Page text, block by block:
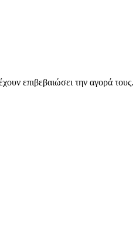
επιβεβαιώσει την αγορά τους.